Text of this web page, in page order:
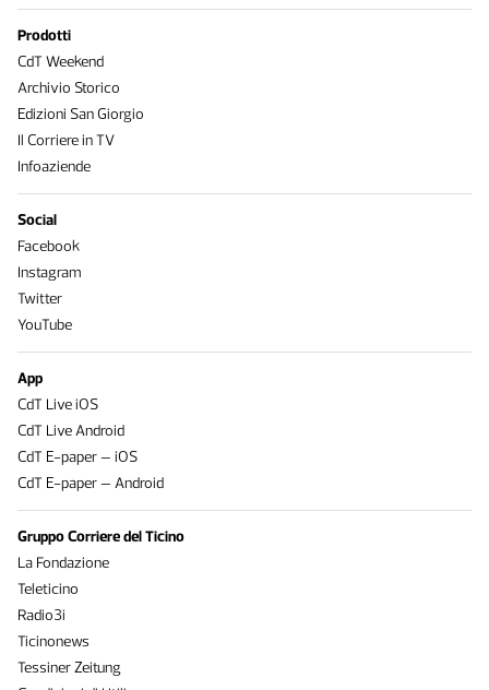
Prodotti
CdT Weekend
Archivio Storico
Edizioni San Giorgio
Il Corriere in TV
Infoaziende
Social
Facebook
Instagram
Twitter
YouTube
App
CdT Live iOS
CdT Live Android
CdT E-paper – iOS
CdT E-paper – Android
Gruppo Corriere del Ticino
La Fondazione
Teleticino
Radio3i
Ticinonews
Tessiner Zeitung